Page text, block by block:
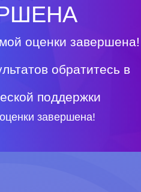
оценки завершена!
обратитесь в
поддержки
завершена!